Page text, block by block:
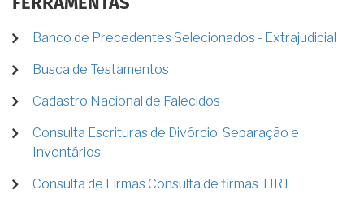
FERRAMENTAS
Banco de Precedentes Selecionados - Extrajudicial
Busca de Testamentos
Cadastro Nacional de Falecidos
Consulta Escrituras de Divórcio, Separação e
Inventários
Consulta de Firmas Consulta de firmas TJRJ